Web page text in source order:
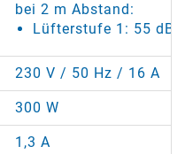
bei 2 m Abstand:
Lüfterstufe 1: 55
230 V / 50 Hz / 16 A
300 W
1,3 A